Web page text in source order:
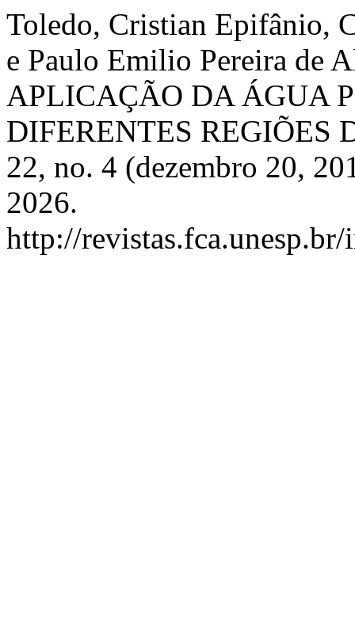
Toledo, Cristian Epifânio,
e Paulo Emilio Pereira de
APLICAÇÃO DA ÁGUA
DIFERENTES REGIÕES
22, no. 4 (dezembro 20,
2026.
http://